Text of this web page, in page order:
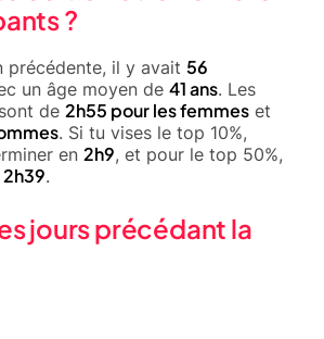
?
précédente, il y avait 56
un âge moyen de 41 ans. Les
de 2h55 pour les femmes et
. Si tu vises le top 10%,
en 2h9, et pour le top 50%,
2h39.
jours précédant la